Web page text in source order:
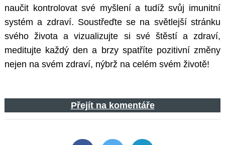
naučit kontrolovat své myšlení a tudíž svůj imunitní
systém a zdraví. Soustřeďte se na světlejší stránku
svého života a vizualizujte si své štěstí a zdraví,
meditujte každý den a brzy spatříte pozitivní změny
nejen na svém zdraví, nýbrž na celém svém životě!
Přejít na komentáře